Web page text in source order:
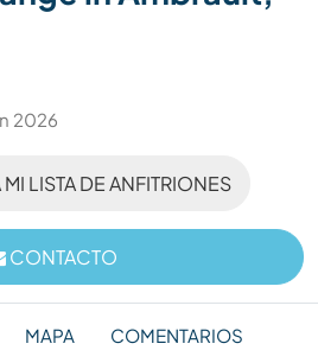
2026
LISTA DE ANFITRIONES
CONTACTO
MAPA COMENTARIOS